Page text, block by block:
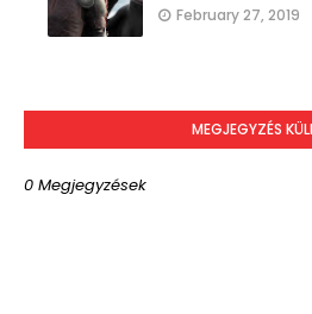
February 27, 2019
MEGJEGYZÉS
0 Megjegyzések